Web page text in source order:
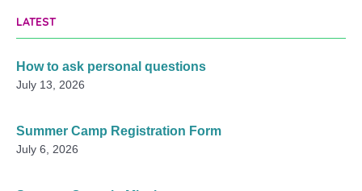
LATEST
How to ask personal questions
July 13, 2026
Summer Camp Registration Form
July 6, 2026